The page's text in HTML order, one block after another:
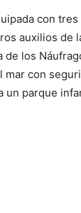
con
auxilios de
de los
con
un parque